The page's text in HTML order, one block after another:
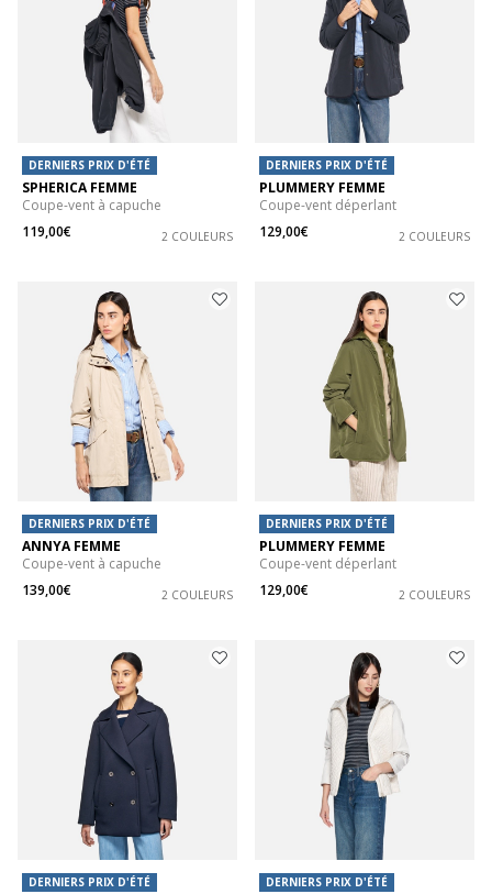
DERNIERS PRIX D'ÉTÉ
SPHERICA FEMME
Coupe-vent à capuche
119,00€
2 COULEURS
DERNIERS PRIX D'ÉTÉ
PLUMMERY FEMME
Coupe-vent déperlant
129,00€
2 COULEURS
DERNIERS PRIX D'ÉTÉ
ANNYA FEMME
Coupe-vent à capuche
139,00€
2 COULEURS
DERNIERS PRIX D'ÉTÉ
PLUMMERY FEMME
Coupe-vent déperlant
129,00€
2 COULEURS
DERNIERS PRIX D'ÉTÉ DERNIERS PRIX D'ÉTÉ